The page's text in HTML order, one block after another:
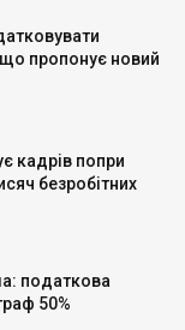
пропонує новий
кадрів попри
безробітних
податкова
50%